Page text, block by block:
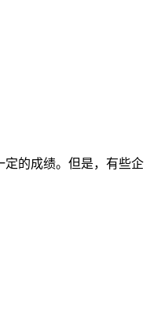
定的成绩。但是，有些企